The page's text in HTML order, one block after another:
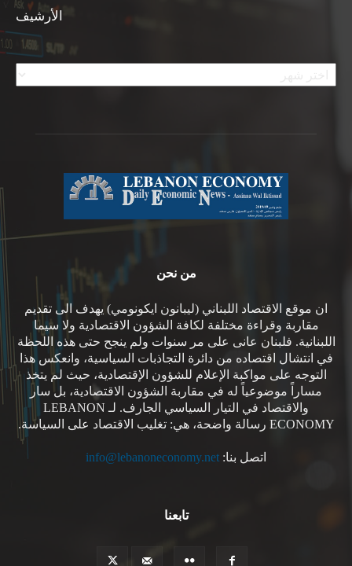
الأرشيف
الأرشيف
من نحن
ان موقع الاقتصاد اللبناني (ليبانون ايكونومي) يهدف الى تقديم
مقاربة وقراءة مختلفة لكافة الشؤون الاقتصادية ولا سيما
اللبنانية. فلبنان عانى على مر سنوات ولم ينجح حتى هذه اللحظة
في انتشال اقتصاده من دائرة التجاذبات السياسية، وانعكس هذا
التوجه على مواكبة الإعلام للشؤون الإقتصادية، حيث لم يتخذ
مساراً موضوعياً له في مقاربة الشؤون الاقتصادية، بل سار
والاقتصاد في التيار السياسي الجارف. لـ LEBANON
ECONOMY رسالة واضحة، هي: تغليب الاقتصاد على السياسة.
اتصل بنا: info@lebanoneconomy.net
تابعنا